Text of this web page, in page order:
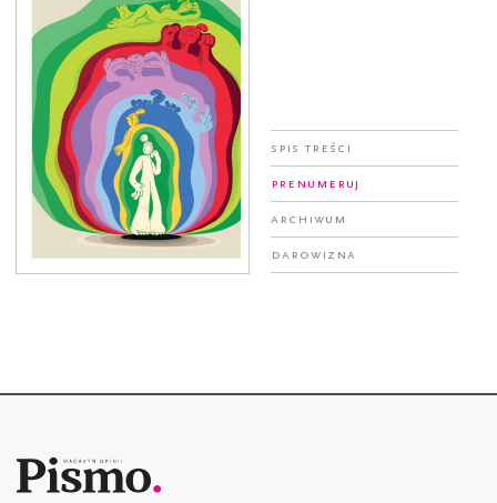
Spis treści
Prenumeruj
Archiwum
Darowizna